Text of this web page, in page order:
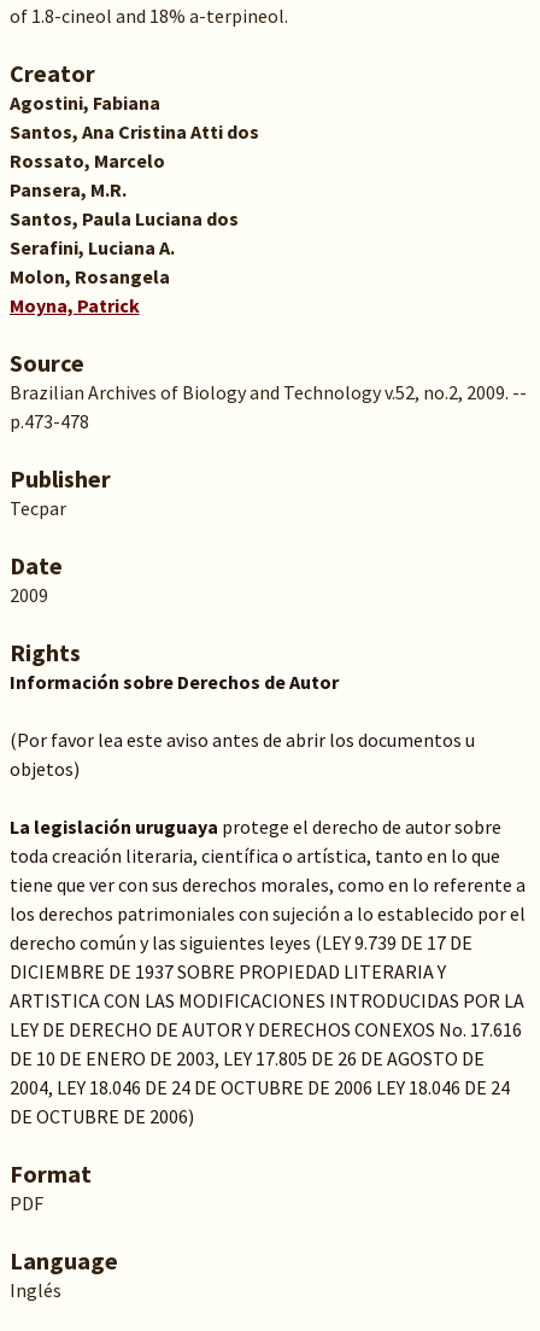
of 1.8-cineol and 18% a-terpineol.
Creator
Agostini, Fabiana
Santos, Ana Cristina Atti dos
Rossato, Marcelo
Pansera, M.R.
Santos, Paula Luciana dos
Serafini, Luciana A.
Molon, Rosangela
Moyna, Patrick
Source
Brazilian Archives of Biology and Technology v.52, no.2, 2009. --
p.473-478
Publisher
Tecpar
Date
2009
Rights
Información sobre Derechos de Autor
(Por favor lea este aviso antes de abrir los documentos u
objetos)
La legislación uruguaya protege el derecho de autor sobre
toda creación literaria, científica o artística, tanto en lo que
tiene que ver con sus derechos morales, como en lo referente a
los derechos patrimoniales con sujeción a lo establecido por el
derecho común y las siguientes leyes (LEY 9.739 DE 17 DE
DICIEMBRE DE 1937 SOBRE PROPIEDAD LITERARIA Y
ARTISTICA CON LAS MODIFICACIONES INTRODUCIDAS POR LA
LEY DE DERECHO DE AUTOR Y DERECHOS CONEXOS No. 17.616
DE 10 DE ENERO DE 2003, LEY 17.805 DE 26 DE AGOSTO DE
2004, LEY 18.046 DE 24 DE OCTUBRE DE 2006 LEY 18.046 DE 24
DE OCTUBRE DE 2006)
Format
PDF
Language
Inglés